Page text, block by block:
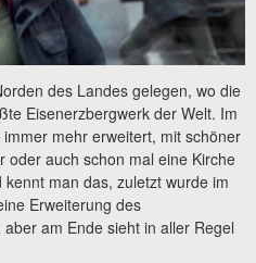
des Landes gelegen, wo die
Eisenerzbergwerk der Welt. Im
mehr erweitert, mit schöner
oder auch schon mal eine Kirche
man das, zuletzt wurde im
Erweiterung des
am Ende sieht in aller Regel